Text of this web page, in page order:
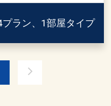
面」でご確認くだ
事条件・プラン同
用の条件となりま
プラン、1部屋タイプ